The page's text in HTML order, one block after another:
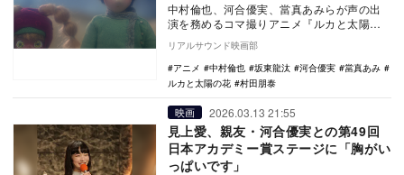
中村倫也、河合優実、當真あみらが声の出
演を務めるコマ撮りアニメ『ルカと太陽の
花』の第3章が、3月27日9時よりNHK Eテ
レにて…
リアルサウンド映画部
アニメ
中村倫也 坂東龍汰 河合優実
當真あみ
ルカと太陽の花
村田朋泰
映画 2026.03.13 21:55
見上愛、親友・河合優実との第49回
日本アカデミー賞ステージに「胸がい
っぱいです」